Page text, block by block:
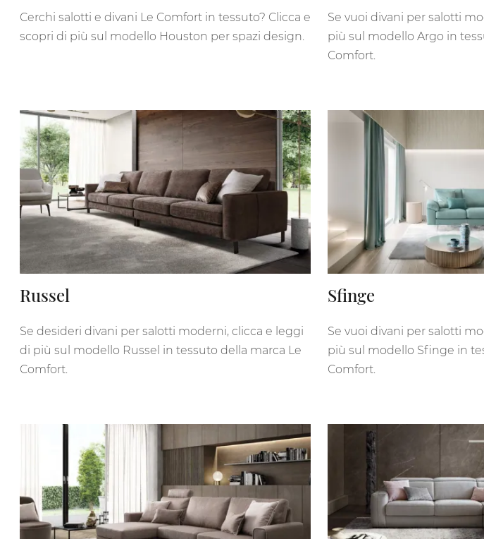
Cerchi salotti e divani Le Comfort in tessuto? Clicca e
scopri di più sul modello Houston per spazi design.
Se vuoi divani per salotti
più sul modello Argo in
Comfort.
Russel
Se desideri divani per salotti moderni, clicca e leggi
di più sul modello Russel in tessuto della marca Le
Comfort.
Sfinge
Se vuoi divani per salotti
più sul modello Sfinge in
Comfort.